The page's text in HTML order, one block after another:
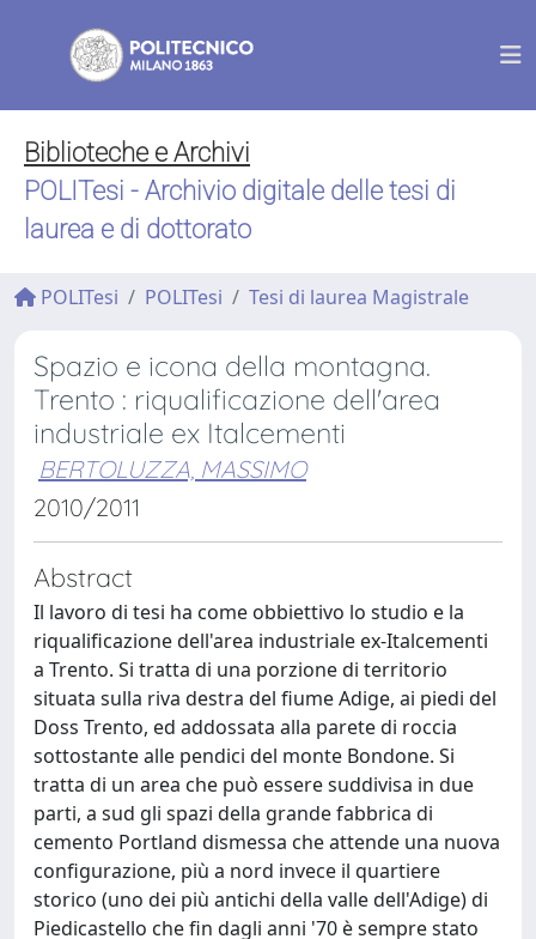
Biblioteche e Archivi
POLITesi - Archivio digitale delle tesi di
laurea e di dottorato
POLITesi POLITesi Tesi di laurea Magistrale
Spazio e icona della montagna.
Trento : riqualificazione dell'area
industriale ex Italcementi
BERTOLUZZA, MASSIMO
2010/2011
Abstract
Il lavoro di tesi ha come obbiettivo lo studio e la
riqualificazione dell'area industriale ex-Italcementi
a Trento. Si tratta di una porzione di territorio
situata sulla riva destra del fiume Adige, ai piedi del
Doss Trento, ed addossata alla parete di roccia
sottostante alle pendici del monte Bondone. Si
tratta di un area che può essere suddivisa in due
parti, a sud gli spazi della grande fabbrica di
cemento Portland dismessa che attende una nuova
configurazione, più a nord invece il quartiere
storico (uno dei più antichi della valle dell'Adige) di
Piedicastello che fin dagli anni '70 è sempre stato